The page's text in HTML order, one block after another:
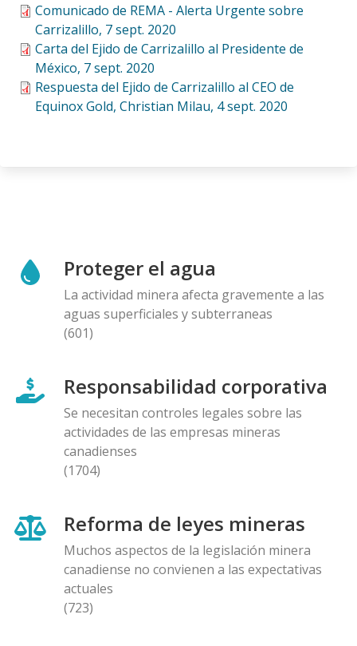
Comunicado de REMA - Alerta Urgente sobre
Carrizalillo, 7 sept. 2020
Carta del Ejido de Carrizalillo al Presidente de
México, 7 sept. 2020
Respuesta del Ejido de Carrizalillo al CEO de
Equinox Gold, Christian Milau, 4 sept. 2020
Proteger el agua
La actividad minera afecta gravemente a las
aguas superficiales y subterraneas
(601)
Responsabilidad corporativa
Se necesitan controles legales sobre las
actividades de las empresas mineras
canadienses
(1704)
Reforma de leyes mineras
Muchos aspectos de la legislación minera
canadiense no convienen a las expectativas
actuales
(723)